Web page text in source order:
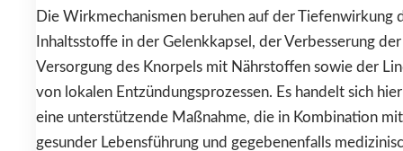
Die Wirkmechanismen beruhen auf der Tiefenwirkung
Inhaltsstoffe in der Gelenkkapsel, der Verbesserung der
Versorgung des Knorpels mit Nährstoffen sowie der
von lokalen Entzündungsprozessen. Es handelt sich
eine unterstützende Maßnahme, die in Kombination mit
gesunder Lebensführung und gegebenenfalls